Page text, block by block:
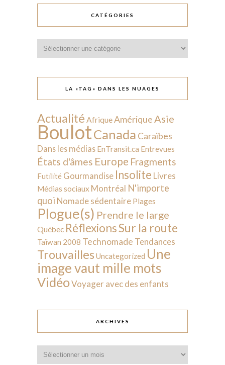
CATÉGORIES
LA «TAG» DANS LES NUAGES
Actualité AfriqueAmériqueAsie
BoulotCanada Caraïbes
Dans les médias EnTransit.ca Entrevues
États d'âmes Europe Fragments
Futilité Gourmandise Insolite Livres
Médias sociaux Montréal N'importe
quoi Nomade sédentaire Plages
Plogue(s) Prendre le large
Québec RéflexionsSur la route
Taïwan 2008 Technomade Tendances
Trouvailles Uncategorized Une
image vaut mille mots
VidéoVoyager avec des enfants
ARCHIVES